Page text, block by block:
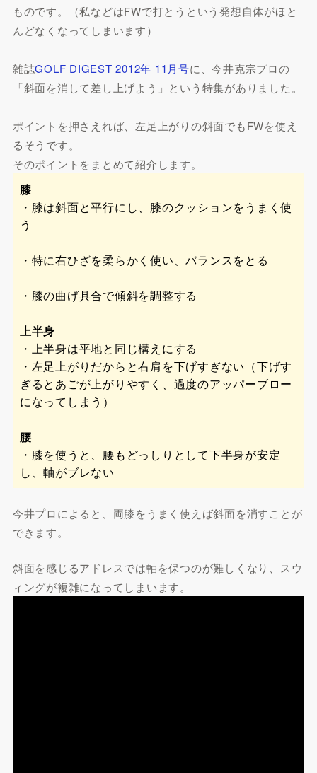
ものです。（私などはFWで打とうという発想自体がほと
んどなくなってしまいます）
雑誌GOLF DIGEST 2012年 11月号に、今井克宗プロの
「斜面を消して差し上げよう」という特集がありました。
ポイントを押さえれば、左足上がりの斜面でもFWを使え
るそうです。
そのポイントをまとめて紹介します。
膝
・膝は斜面と平行にし、膝のクッションをうまく使
う
・特に右ひざを柔らかく使い、バランスをとる
・膝の曲げ具合で傾斜を調整する
上半身
・上半身は平地と同じ構えにする
・左足上がりだからと右肩を下げすぎない（下げす
ぎるとあごが上がりやすく、過度のアッパーブロー
になってしまう）
腰
・膝を使うと、腰もどっしりとして下半身が安定
し、軸がブレない
今井プロによると、両膝をうまく使えば斜面を消すことが
できます。
斜面を感じるアドレスでは軸を保つのが難しくなり、スウ
ィングが複雑になってしまいます。